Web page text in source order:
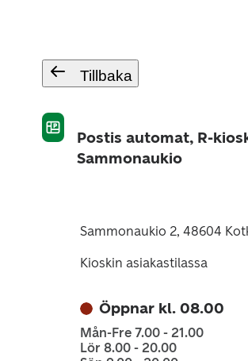
Tillbaka
Postis automat, R-
Sammonaukio
Sammonaukio 2, 48604
Kioskin asiakastilassa
Öppnar kl. 08.00
Mån-Fre 7.00 - 21.00
Lör 8.00 - 20.00